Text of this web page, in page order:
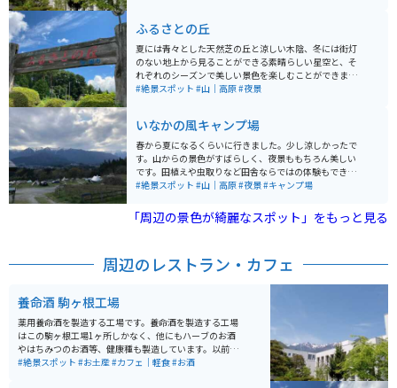
産を購入できる店にカフェスペースもあります。工場か
らは中央アルプスと南アルプスを見ることもでき、敷地
内には健康の森という広大な散策コースもあり、森林浴
をしながら気分転換もできます。
ふるさとの丘
夏には青々とした天然芝の丘と涼しい木陰、冬には街灯
のない地上から見ることができる素晴らしい星空と、そ
れぞれのシーズンで美しい景色を楽しむことができま
す。周辺は民家と田んぼしかないような田舎町であるた
#絶景スポット #山｜高原#夜景
いなかの風キャンプ場
春から夏になるくらいに行きました。少し涼しかったで
す。山からの景色がすばらしく、夜景ももちろん美しい
です。田植えや虫取りなど田舎ならではの体験もできま
す。自然たっぷりの中でのキャンプは超おすすめです。
#絶景スポット #山｜高原#夜景#キャンプ場
「周辺の景色が綺麗なスポット」をもっと見る
周辺のレストラン・カフェ
養命酒 駒ヶ根工場
薬用養命酒を製造する工場です。養命酒を製造する工場
はこの駒ヶ根工場1ヶ所しかなく、他にもハーブのお酒
やはちみつのお酒等、健康種も製造しています。以前ま
では時間制で案内員の方が案内してくれましたが、リニ
#絶景スポット #お土産#カフェ｜軽食#お酒